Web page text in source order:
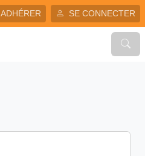
ADHÉRER SE CONNECTER